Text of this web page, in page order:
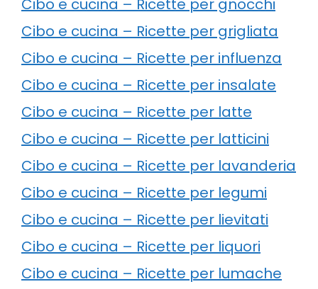
Cibo e cucina – Ricette per gnocchi
Cibo e cucina – Ricette per grigliata
Cibo e cucina – Ricette per influenza
Cibo e cucina – Ricette per insalate
Cibo e cucina – Ricette per latte
Cibo e cucina – Ricette per latticini
Cibo e cucina – Ricette per lavanderia
Cibo e cucina – Ricette per legumi
Cibo e cucina – Ricette per lievitati
Cibo e cucina – Ricette per liquori
Cibo e cucina – Ricette per lumache